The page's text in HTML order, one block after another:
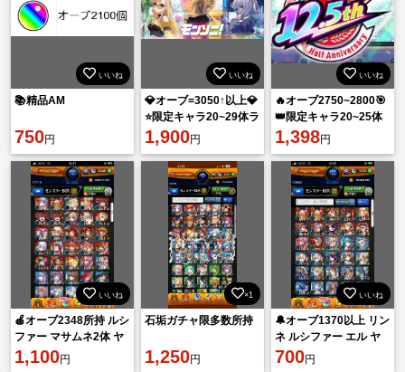
いいね
📚精品AM
750円
いいね
💎オーブ=3050↑以上💎
⭐️限定キャラ20~29体ラ
ンダム🌟 👑初期アカウ
ント🎯
1,900円
いいね
🔥オーブ2750~2800🎯
👑限定キャラ20~25体
ランダム👑 ‼️初期垢‼️
1,398円
いいね
🍎オーブ2348所持 ルシ
ファー マサムネ2体 ヤ
クモ🍎
1,100円
×1
石垢ガチャ限多数所持
1,250円
いいね
🔔オーブ1370以上 リン
ネ ルシファー エル ヤ
クモ所持🔔
700円